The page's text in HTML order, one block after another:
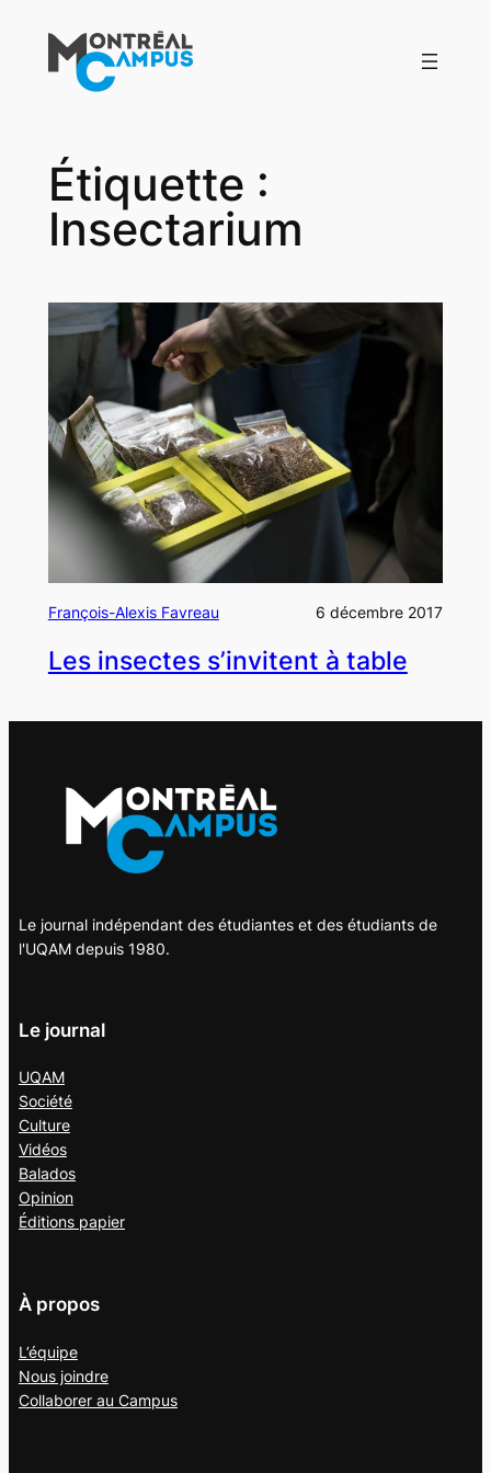
contenu
Étiquette :
Insectarium
François-Alexis Favreau 6 décembre 2017
Les insectes s’invitent à table
Le journal indépendant des étudiantes et des étudiants de
l'UQAM depuis 1980.
Le journal
UQAM
Société
Culture
Vidéos
Balados
Opinion
Éditions papier
À propos
L’équipe
Nous joindre
Collaborer au Campus